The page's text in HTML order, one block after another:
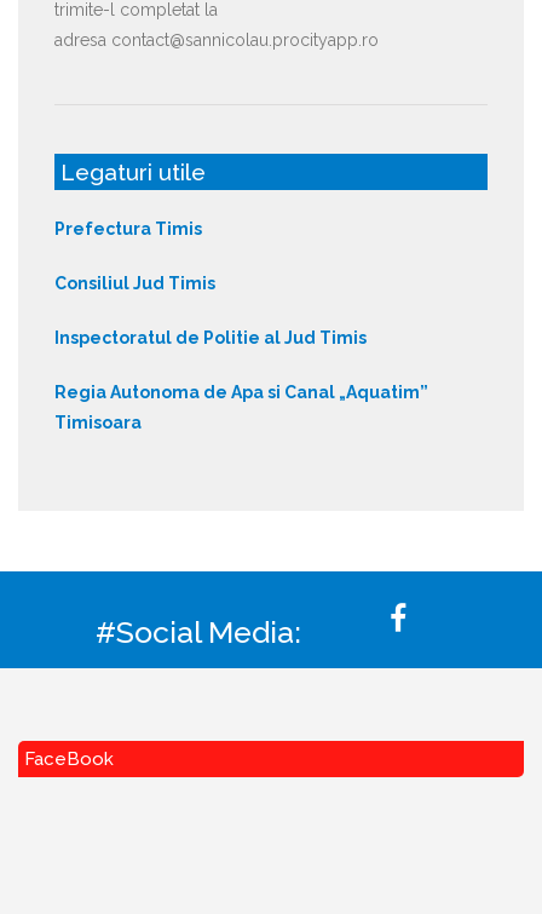
trimite-l completat la
adresa contact@sannicolau.procityapp.ro
Legaturi utile
Prefectura Timis
Consiliul Jud Timis
Inspectoratul de Politie al Jud Timis
Regia Autonoma de Apa si Canal „Aquatim”
Timisoara
#Social Media:
FaceBook